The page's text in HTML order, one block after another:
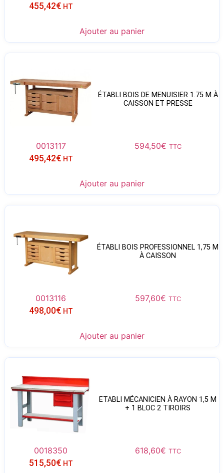
455,42€ HT
Ajouter au panier
ÉTABLI BOIS DE MENUISIER 1.75 M À
CAISSON ET PRESSE
0013117 594,50€ TTC
495,42€ HT
Ajouter au panier
ÉTABLI BOIS PROFESSIONNEL 1,75 M
À CAISSON
0013116 597,60€ TTC
498,00€ HT
Ajouter au panier
ETABLI MÉCANICIEN À RAYON 1,5 M
+ 1 BLOC 2 TIROIRS
0018350 618,60€ TTC
515,50€ HT